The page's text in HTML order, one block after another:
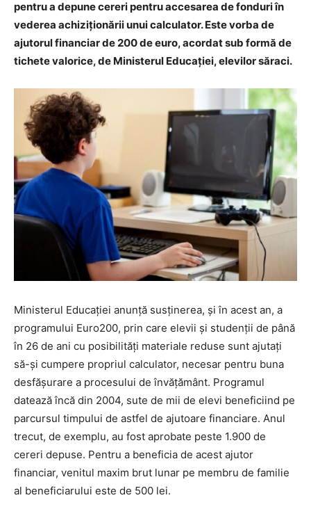
pentru a depune cereri pentru accesarea de fonduri în
vederea achiziționării unui calculator. Este vorba de
ajutorul financiar de 200 de euro, acordat sub formă de
tichete valorice, de Ministerul Educației, elevilor săraci.
Ministerul Educației anunță susținerea, și în acest an, a
programului Euro200, prin care elevii și studenții de până
în 26 de ani cu posibilități materiale reduse sunt ajutați
să-și cumpere propriul calculator, necesar pentru buna
desfășurare a procesului de învățământ. Programul
datează încă din 2004, sute de mii de elevi beneficiind pe
parcursul timpului de astfel de ajutoare financiare. Anul
trecut, de exemplu, au fost aprobate peste 1.900 de
cereri depuse. Pentru a beneficia de acest ajutor
financiar, venitul maxim brut lunar pe membru de familie
al beneficiarului este de 500 lei.